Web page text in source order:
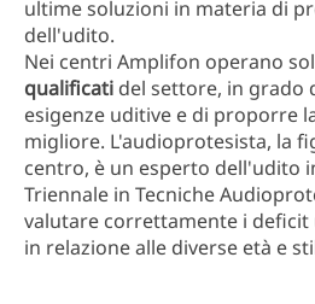
ultime soluzioni in materia di
dell'udito.
Nei centri Amplifon operano
qualificati del settore, in grado
esigenze uditive e di proporre
migliore. L'audioprotesista, la
centro, è un esperto dell'udito
Triennale in Tecniche
valutare correttamente i
in relazione alle diverse età e